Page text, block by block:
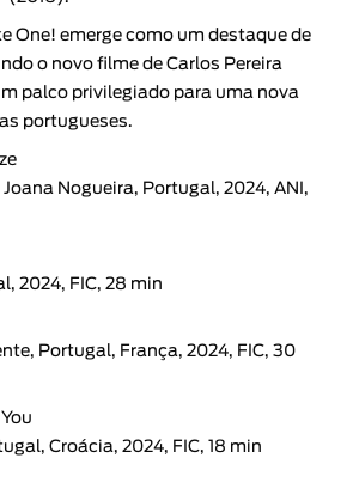
One! emerge como um destaque de
o novo filme de Carlos Pereira
palco privilegiado para uma nova
portugueses.
Nogueira, Portugal, 2024, ANI,
2024, FIC, 28 min
, Portugal, França, 2024, FIC, 30
Croácia, 2024, FIC, 18 min